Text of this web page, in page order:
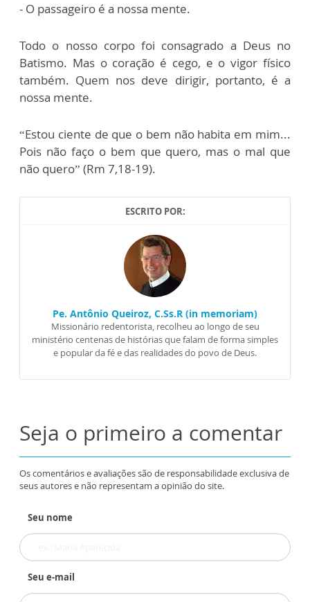
- O passageiro é a nossa mente.
Todo o nosso corpo foi consagrado a Deus no
Batismo. Mas o coração é cego, e o vigor físico
também. Quem nos deve dirigir, portanto, é a
nossa mente.
“Estou ciente de que o bem não habita em mim...
Pois não faço o bem que quero, mas o mal que
não quero” (Rm 7,18-19).
ESCRITO POR:
Pe. Antônio Queiroz, C.Ss.R (in memoriam)
Missionário redentorista, recolheu ao longo de seu
ministério centenas de histórias que falam de forma simples
e popular da fé e das realidades do povo de Deus.
Seja o primeiro a comentar
Os comentários e avaliações são de responsabilidade exclusiva de
seus autores e não representam a opinião do site.
Seu nome
Seu e-mail